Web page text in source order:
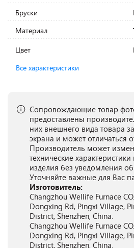
Бруски
Материал
Цвет
Все характеристики
Сопровождающие товар
предоставлены
них внешнего вида товара
экрана и может отличаться
Производитель может
технические
изделия без уведомления
Уточняйте важные для Вас
Изготовитель:
Changzhou Wellife Furnace
Dongxing Rd, Pingxi Village,
District, Shenzhen, China.
Changzhou Wellife Furnace
Dongxing Rd, Pingxi Village,
District, Shenzhen, China.